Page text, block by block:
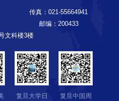
传真：021-55664941
邮编：200433
文科楼3楼
复旦大学日 复旦中国周